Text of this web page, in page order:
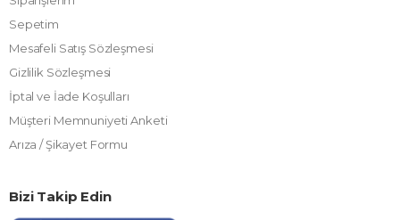
Sepetim
Mesafeli Satış Sözleşmesi
Gizlilik Sözleşmesi
İptal ve İade Koşulları
Müşteri Memnuniyeti Anketi
Arıza / Şikayet Formu
Bizi Takip Edin